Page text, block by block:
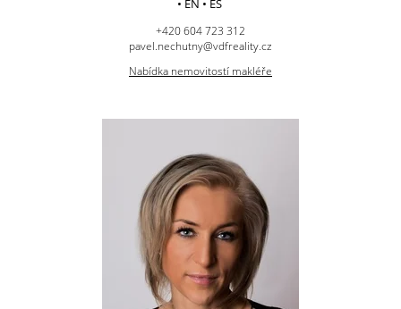
+420 604 723 312
pavel.nechutny@vdfreality.cz
Nabídka nemovitostí makléře